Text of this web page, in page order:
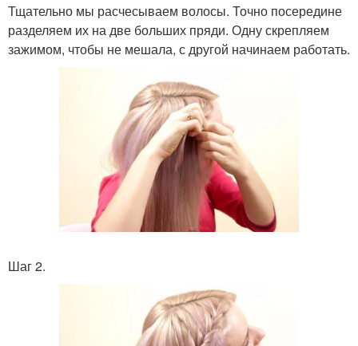
Тщательно мы расчесываем волосы. Точно посередине
разделяем их на две больших пряди. Одну скрепляем
зажимом, чтобы не мешала, с другой начинаем работать.
Шаг 2.